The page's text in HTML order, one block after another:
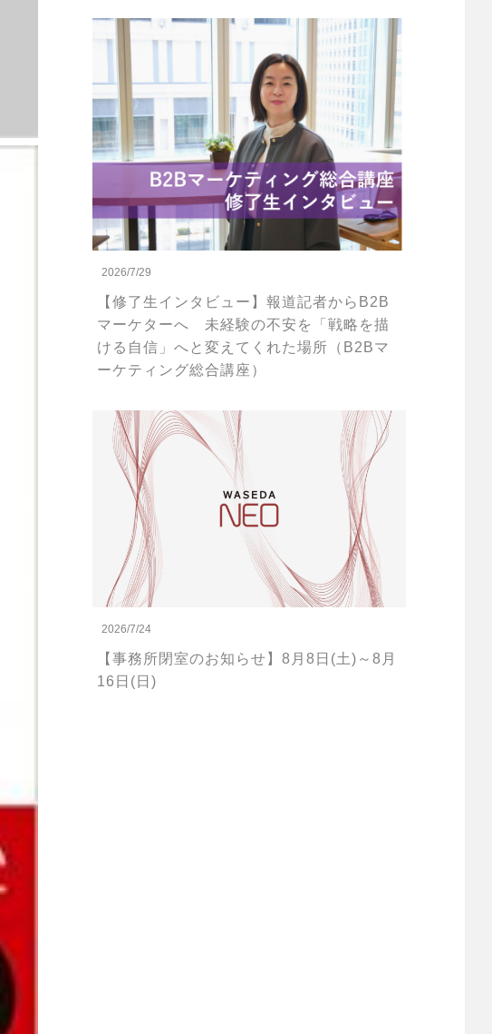
2026/7/29
【修了生インタビュー】報道記者からB2B
マーケターへ 未経験の不安を「戦略を描
ける自信」へと変えてくれた場所（B2Bマ
ーケティング総合講座）
2026/7/24
【事務所閉室のお知らせ】8月8日(土)～8月
16日(日)